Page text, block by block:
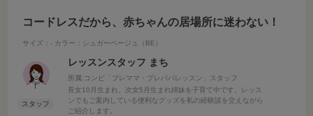
ったのですが、どこでも一緒に移動できたことで安心感があ
毎回必ず寝てくれるわけではないですが、スウィングを15分
ほど使うと、8割くらいの確率ですやすや…と眠ってくれ
て、本当に助かりました。
コードレスだから、赤ちゃんの居場所に迷わない！
サイズ：- カラー：シュガーベージュ（BE）
レッスンスタッフ まち
所属:コンビ「プレママ・プレパパレッスン」スタッフ
長女10月生まれ、次女5月生まれ姉妹を子育て中です。レッス
ンでもご案内している便利なグッズを私の経験談を交えながら
ご紹介します。